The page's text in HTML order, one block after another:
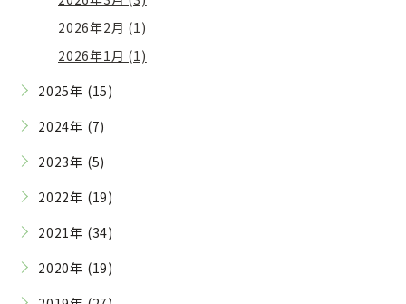
2026年2月 (1)
2026年1月 (1)
2025年 (15)
2024年 (7)
2023年 (5)
2022年 (19)
2021年 (34)
2020年 (19)